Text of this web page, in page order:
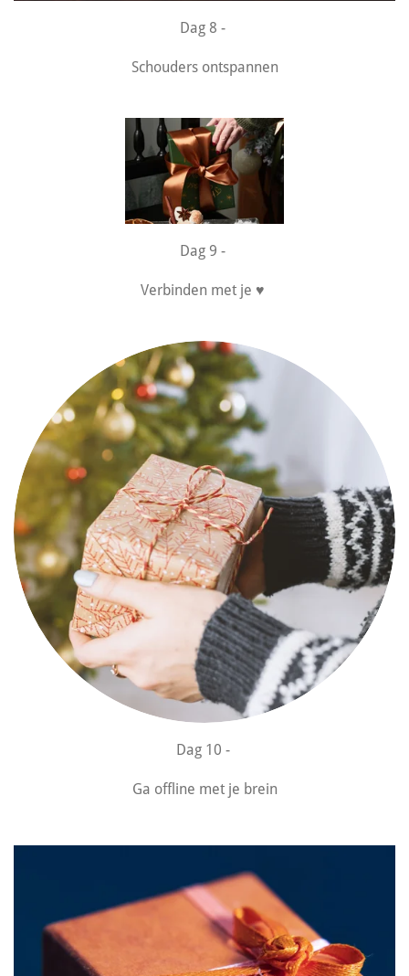
Dag 8 -
Schouders ontspannen
Dag 9 -
Verbinden met je ♥
Dag 10 -
Ga offline met je brein